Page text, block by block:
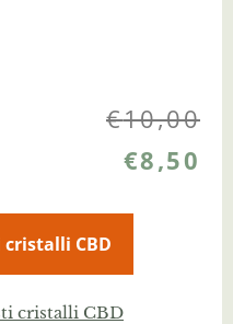
€10,00
€8,50
CBD
cristalli CBD